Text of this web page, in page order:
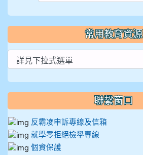
常用教育資源
聯繫窗口
反霸凌申訴專線及信箱
就學零拒絕檢舉專線
個資保護